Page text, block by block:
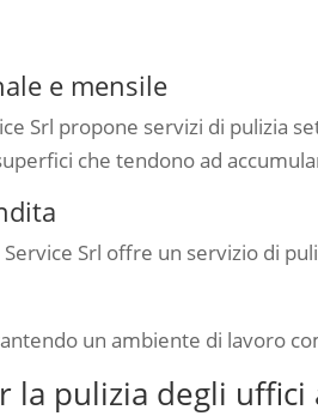
e mensile
Srl propone servizi di pulizia
che tendono ad
Srl offre un servizio di
un ambiente di lavoro
la pulizia degli uffici